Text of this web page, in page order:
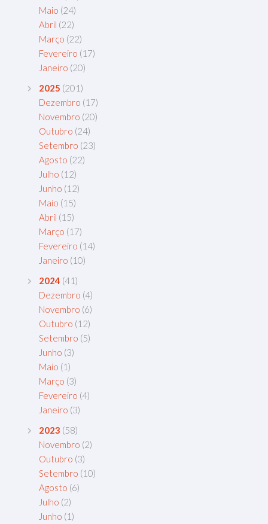
Maio (24)
Abril (22)
Março (22)
Fevereiro (17)
Janeiro (20)
2025 (201)
Dezembro (17)
Novembro (20)
Outubro (24)
Setembro (23)
Agosto (22)
Julho (12)
Junho (12)
Maio (15)
Abril (15)
Março (17)
Fevereiro (14)
Janeiro (10)
2024 (41)
Dezembro (4)
Novembro (6)
Outubro (12)
Setembro (5)
Junho (3)
Maio (1)
Março (3)
Fevereiro (4)
Janeiro (3)
2023 (58)
Novembro (2)
Outubro (3)
Setembro (10)
Agosto (6)
Julho (2)
Junho (1)